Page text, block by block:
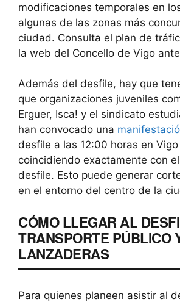
modificaciones temporales en
algunas de las zonas más
ciudad. Consulta el plan de
la web del Concello de Vigo
Además del desfile, hay que
que organizaciones juveniles
Erguer, Isca! y el sindicato
han convocado una
desfile a las 12:00 horas en
coincidiendo exactamente con
desfile. Esto puede generar
en el entorno del centro de la
CÓMO LLEGAR AL
TRANSPORTE PÚBLICO
LANZADERAS
Para quienes planeen asistir al